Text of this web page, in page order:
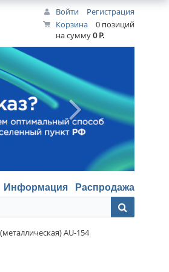
Войти
Регистрация
Корзина
0 позиций
на сумму0 Р.
Информация Распродажа
AU-154